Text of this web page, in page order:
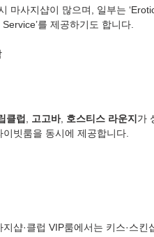
마사지샵이 많으며, 일부는
를 제공하기도 합니다.
클럽 , 고고바, 호스티스 라운지 가
이빗룸을 동시에 제공합니다.
샵·클럽 VIP룸에서는 키스·스